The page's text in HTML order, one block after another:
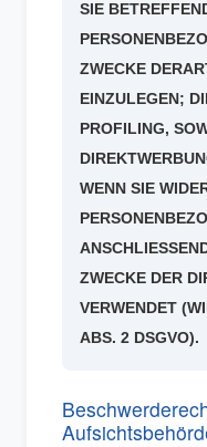
SIE
ZWECKE
EINZULEGEN;
PROFILING,
WENN SIE
ZWECKE DER
VERWENDET
ABS. 2 DSGVO).